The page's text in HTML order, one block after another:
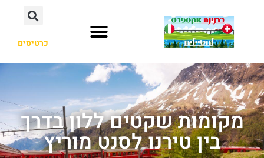
כרטיסים
מקומות שקטים ללון בדרך
בין טירנו לסנט מוריץ